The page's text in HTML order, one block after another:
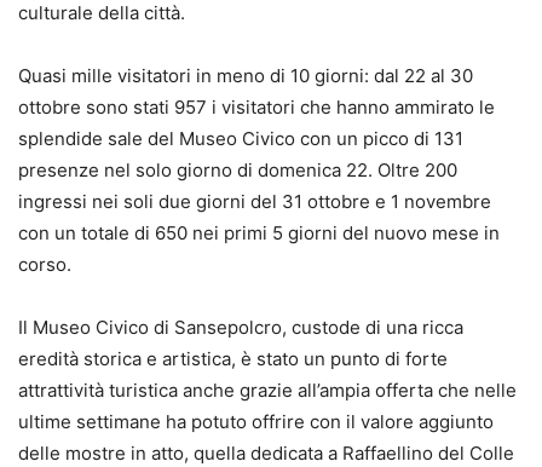
culturale della città.
Quasi mille visitatori in meno di 10 giorni: dal 22 al 30
ottobre sono stati 957 i visitatori che hanno ammirato le
splendide sale del Museo Civico con un picco di 131
presenze nel solo giorno di domenica 22. Oltre 200
ingressi nei soli due giorni del 31 ottobre e 1 novembre
con un totale di 650 nei primi 5 giorni del nuovo mese in
corso.
Il Museo Civico di Sansepolcro, custode di una ricca
eredità storica e artistica, è stato un punto di forte
attrattività turistica anche grazie all’ampia offerta che nelle
ultime settimane ha potuto offrire con il valore aggiunto
delle mostre in atto, quella dedicata a Raffaellino del Colle